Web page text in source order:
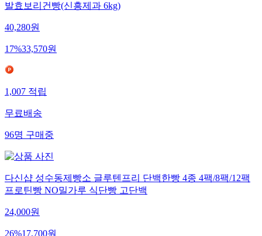
발효보리건빵(신흥제과 6kg)
40,280원
17%33,570원
1,007적립
무료배송
96명구매중
다신샵 성수동제빵소 글루텐프리 단백한빵 4종 4팩/8팩/12팩
프로틴빵 NO밀가루 식단빵 고단백
24,000원